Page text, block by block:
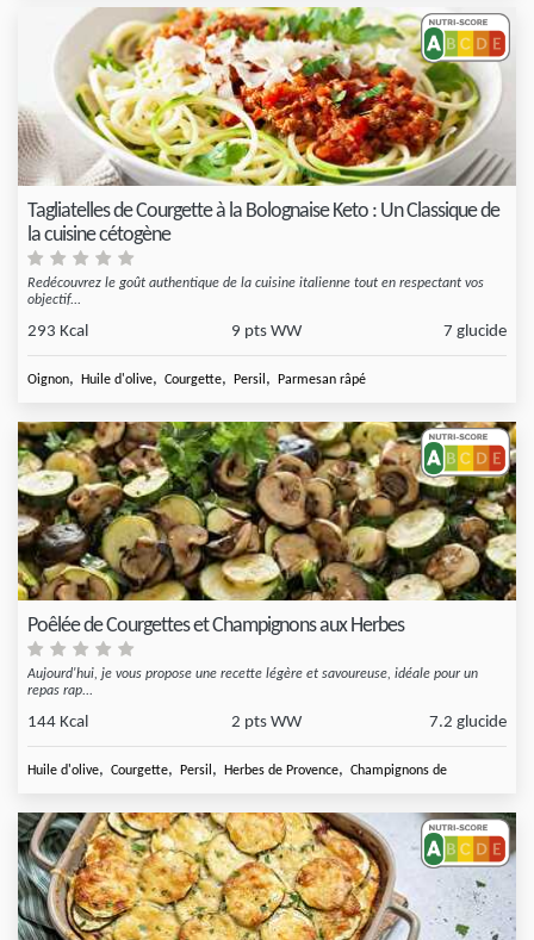
Tagliatelles de Courgette à la Bolognaise Keto : Un Classique de
la cuisine cétogène
Redécouvrez le goût authentique de la cuisine italienne tout en respectant vos
objectif...
293 Kcal 9 pts WW 7 glucide
Oignon, Huile d'olive, Courgette, Persil , Parmesan râpé
Poêlée de Courgettes et Champignons aux Herbes
Aujourd'hui, je vous propose une recette légère et savoureuse, idéale pour un
repas rap...
144 Kcal 2 pts WW 7.2 glucide
Huile d'olive, Courgette, Persil , Herbes de Provence, Champignons de